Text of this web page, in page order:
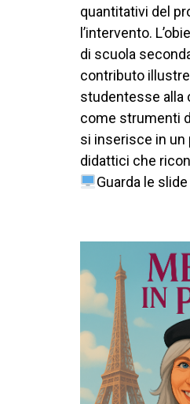
quantitativi del
l’intervento.
di scuola
contributo
studentesse alla
come strumenti
si inserisce in un
didattici che
Guarda le